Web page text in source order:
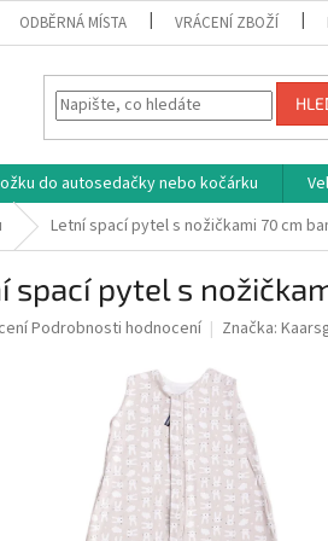
ODBĚRNÁ MÍSTA VRÁCENÍ ZBOŽÍ
do autosedačky nebo kočárku
Letní spací pytel s nožičkami 70 cm
spací pytel s
Podrobnosti hodnocení Značka: